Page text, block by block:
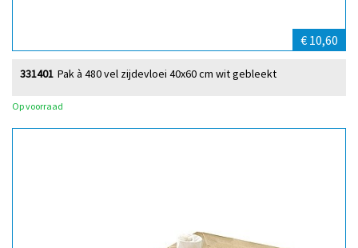
€ 10,60
Pak à 480 vel zijdevloei 40x60 cm wit gebleekt
331401
Op voorraad